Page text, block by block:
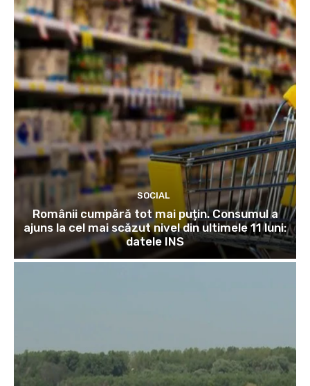
SOCIAL
Românii cumpără tot mai puțin. Consumul a
ajuns la cel mai scăzut nivel din ultimele 11 luni:
datele INS